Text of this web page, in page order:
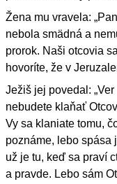
Žena mu vravela:
nebola smädná a
prorok. Naši otcovia
hovoríte, že v
Ježiš jej povedal:
nebudete klaňať
Vy sa klaniate tomu,
poznáme, lebo spása
už je tu, keď sa praví
a pravde. Lebo sám